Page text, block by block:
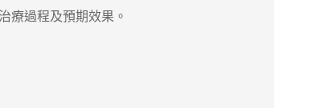
療過程及預期效果。